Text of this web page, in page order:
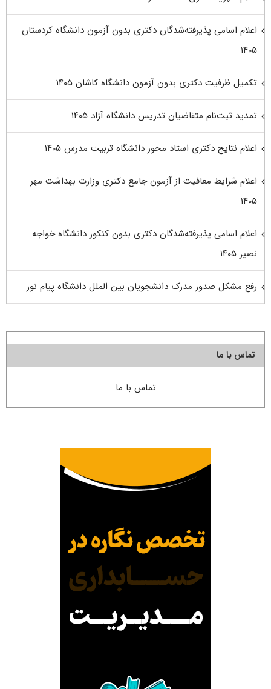
اعلام اسامی پذیرفته‌شدگان دکتری بدون آزمون دانشگاه کردستان
۱۴۰۵
تکمیل ظرفیت دکتری بدون آزمون دانشگاه کاشان ۱۴۰۵
تمدید ثبت‌نام متقاضیان تدریس دانشگاه آزاد ۱۴۰۵
اعلام نتایج دکتری استاد محور دانشگاه تربیت مدرس ۱۴۰۵
اعلام شرایط معافیت از آزمون جامع دکتری وزارت بهداشت مهر
۱۴۰۵
اعلام اسامی پذیرفته‌شدگان دکتری بدون کنکور دانشگاه خواجه
نصیر ۱۴۰۵
رفع مشکل صدور مدرک دانشجویان بین الملل دانشگاه پیام نور
تماس با ما
تماس با ما